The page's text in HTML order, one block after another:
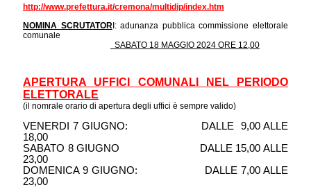
http://www.prefettura.it/cremona/multidip/index.htm
NOMINA SCRUTATORI: adunanza pubblica commissione elettorale
comunale
SABATO 18 MAGGIO 2024 ORE 12,00
APERTURA UFFICI COMUNALI NEL PERIODO
ELETTORALE
(il nomrale orario di apertura degli uffici è sempre valido)
VENERDI 7 GIUGNO: DALLE 9,00 ALLE
18,00
SABATO 8 GIUGNO DALLE 15,00 ALLE
23,00
DOMENICA 9 GIUGNO: DALLE 7,00 ALLE
23,00